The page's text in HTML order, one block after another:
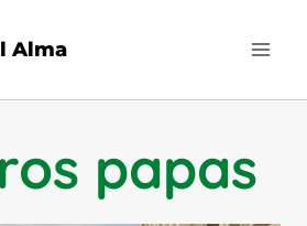
Alma
papas